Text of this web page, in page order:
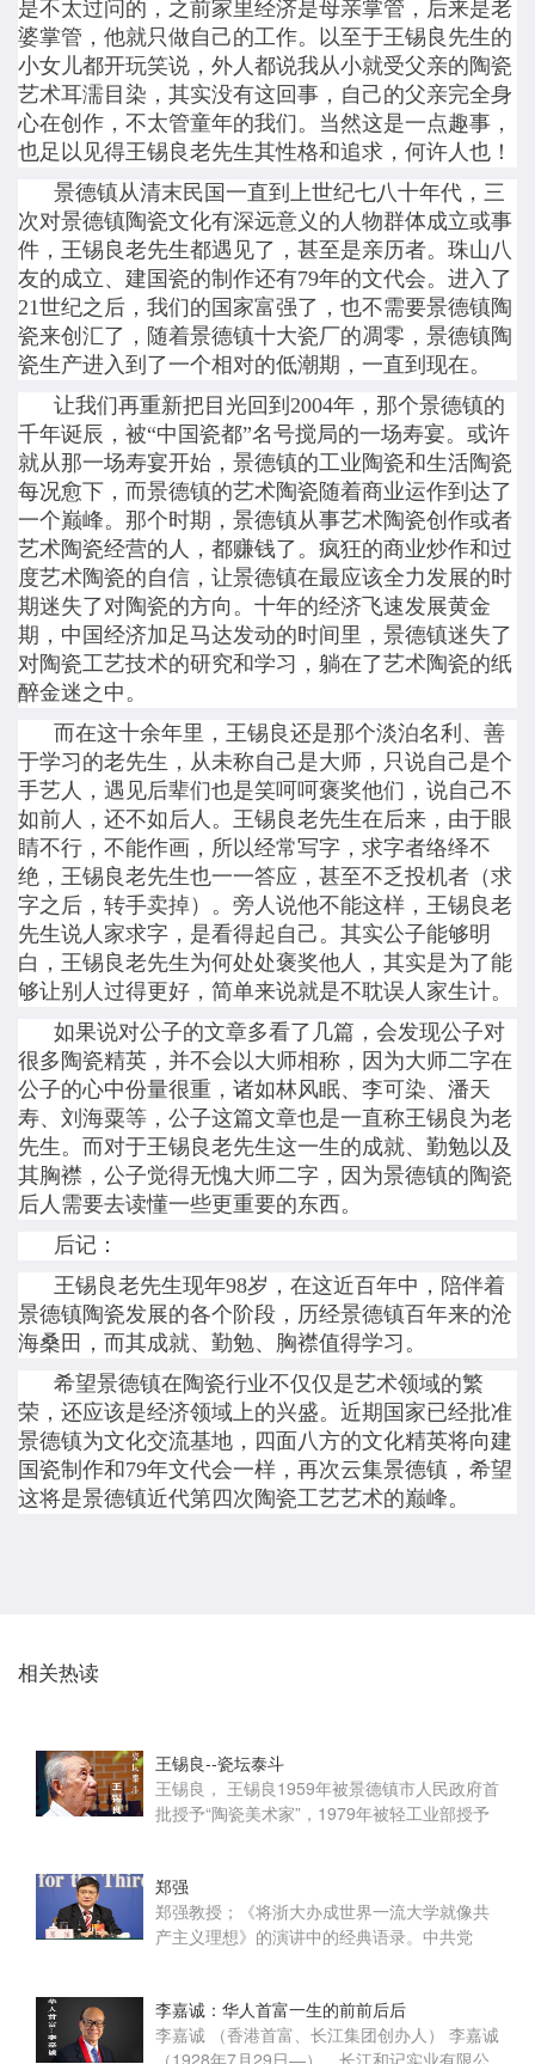
是不太过问的，之前家里经济是母亲掌管，后来是老
婆掌管，他就只做自己的工作。以至于王锡良先生的
小女儿都开玩笑说，外人都说我从小就受父亲的陶瓷
艺术耳濡目染，其实没有这回事，自己的父亲完全身
心在创作，不太管童年的我们。当然这是一点趣事，
也足以见得王锡良老先生其性格和追求，何许人也！
景德镇从清末民国一直到上世纪七八十年代，三
次对景德镇陶瓷文化有深远意义的人物群体成立或事
件，王锡良老先生都遇见了，甚至是亲历者。珠山八
友的成立、建国瓷的制作还有79年的文代会。进入了
21世纪之后，我们的国家富强了，也不需要景德镇陶
瓷来创汇了，随着景德镇十大瓷厂的凋零，景德镇陶
瓷生产进入到了一个相对的低潮期，一直到现在。
让我们再重新把目光回到2004年，那个景德镇的
千年诞辰，被“中国瓷都”名号搅局的一场寿宴。或许
就从那一场寿宴开始，景德镇的工业陶瓷和生活陶瓷
每况愈下，而景德镇的艺术陶瓷随着商业运作到达了
一个巅峰。那个时期，景德镇从事艺术陶瓷创作或者
艺术陶瓷经营的人，都赚钱了。疯狂的商业炒作和过
度艺术陶瓷的自信，让景德镇在最应该全力发展的时
期迷失了对陶瓷的方向。十年的经济飞速发展黄金
期，中国经济加足马达发动的时间里，景德镇迷失了
对陶瓷工艺技术的研究和学习，躺在了艺术陶瓷的纸
醉金迷之中。
而在这十余年里，王锡良还是那个淡泊名利、善
于学习的老先生，从未称自己是大师，只说自己是个
手艺人，遇见后辈们也是笑呵呵褒奖他们，说自己不
如前人，还不如后人。王锡良老先生在后来，由于眼
睛不行，不能作画，所以经常写字，求字者络绎不
绝，王锡良老先生也一一答应，甚至不乏投机者（求
字之后，转手卖掉）。旁人说他不能这样，王锡良老
先生说人家求字，是看得起自己。其实公子能够明
白，王锡良老先生为何处处褒奖他人，其实是为了能
够让别人过得更好，简单来说就是不耽误人家生计。
如果说对公子的文章多看了几篇，会发现公子对
很多陶瓷精英，并不会以大师相称，因为大师二字在
公子的心中份量很重，诸如林风眠、李可染、潘天
寿、刘海粟等，公子这篇文章也是一直称王锡良为老
先生。而对于王锡良老先生这一生的成就、勤勉以及
其胸襟，公子觉得无愧大师二字，因为景德镇的陶瓷
后人需要去读懂一些更重要的东西。
后记：
王锡良老先生现年98岁，在这近百年中，陪伴着
景德镇陶瓷发展的各个阶段，历经景德镇百年来的沧
海桑田，而其成就、勤勉、胸襟值得学习。
希望景德镇在陶瓷行业不仅仅是艺术领域的繁
荣，还应该是经济领域上的兴盛。近期国家已经批准
景德镇为文化交流基地，四面八方的文化精英将向建
国瓷制作和79年文代会一样，再次云集景德镇，希望
这将是景德镇近代第四次陶瓷工艺艺术的巅峰。
相关热读
王锡良--瓷坛泰斗
王锡良， 王锡良1959年被景德镇市人民政府首
批授予“陶瓷美术家”，1979年被轻工业部授予
郑强
郑强教授；《将浙大办成世界一流大学就像共
产主义理想》的演讲中的经典语录。中共党
李嘉诚：华人首富一生的前前后后
李嘉诚 （香港首富、长江集团创办人） 李嘉诚
（1928年7月29日—），长江和记实业有限公